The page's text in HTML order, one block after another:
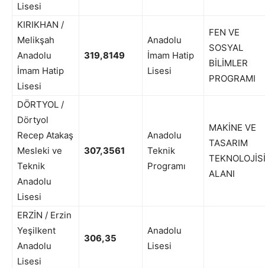
Lisesi
KIRIKHAN /
Melikşah
Anadolu
İmam Hatip
Lisesi
319,8149
Anadolu
İmam Hatip
Lisesi
FEN VE
SOSYAL
BİLİMLER
PROGRAMI
DÖRTYOL /
Dörtyol
Recep Atakaş
Mesleki ve
Teknik
Anadolu
Lisesi
307,3561
Anadolu
Teknik
Programı
MAKİNE VE
TASARIM
TEKNOLOJİSİ
ALANI
ERZİN / Erzin
Yeşilkent
Anadolu
Lisesi
306,35
Anadolu
Lisesi